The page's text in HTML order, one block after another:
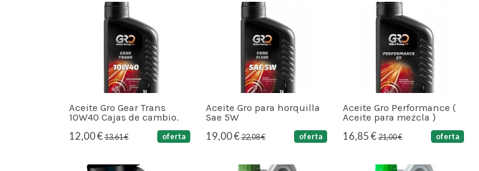
Aceite Gro Gear Trans
10W40 Cajas de cambio.
12,00 €13,61 € oferta
Aceite Gro para horquilla
Sae 5W
19,00 €22,08 € oferta
Aceite Gro Performance (
Aceite para mezcla )
16,85 €21,00 € oferta